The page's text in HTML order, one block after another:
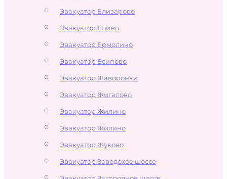
Эвакуатор Елизарово
Эвакуатор Елино
Эвакуатор Ермолино
Эвакуатор Есипово
Эвакуатор Жаворонки
Эвакуатор Жигалово
Эвакуатор Жилино
Эвакуатор Жилино
Эвакуатор Жуково
Эвакуатор Заводское шоссе